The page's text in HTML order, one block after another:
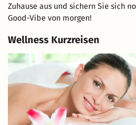
Zuhause aus und sichern Sie sich
Good-Vibe von morgen!
Wellness Kurzreisen